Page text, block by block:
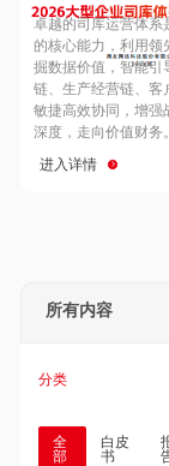
Hungary
Hong Kong
卓越的司库运营体系
的核心能力，利用领
掘数据价值，智能引
链、生产经营链、客
敏捷高效协同，增强
深度，走向价值财务。
进入详情
所有内容
分类
全
部
白皮
书